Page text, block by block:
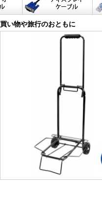
買い物や旅行のおともに